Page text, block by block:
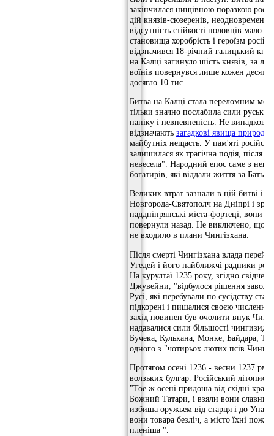
закінчилася нищівною поразкою
дій князів-сюзеренів,
відсутність стійкості половців мало
становища хоробрість і героїзм
відзначився 18-річний галицький
на Калці загинуло шість князів, за
воїнів повернувся лише кожен
досягло 10 тис.
Битва на Калці стала переломним
тільки значно послабила сили руських
паніку і невпевненість. Не випадково
відзначають загадкові явища природи
майбутніх нещасть. У пам'яті
залишилася як трагічна подія, після
невесела". Народний епос саме з нею
богатирів, які віддали життя за
Великих втрат зазнали в цій битві і
Новгорода-Святополч на Дніпрі і
наддніпрянські міста-фортеці, вони
повернули назад. Не виключено, що
не входило в плани Чингізхана.
Після смерті Чингізхана влада
Угедей і його найближчі радники
На курултаї 1235 року, згідно
Джувейни, "відбулося рішення
Русі, які перебували по сусідству
підкорені і пишалися своєю
захід повинен був очолити внук
надавалися сили більшості
Бучека, Кулькана, Монке, Байдара,
одного з "чотирьох лютих псів
Протягом осені 1236 - весни 1237
волзьких булгар. Російський
"Тое ж осені придоша від східні
Божний Татари, і взяли вони славний
избиша оружьем від старця і до
вони товара безліч, а місто їхні
пленіша ".